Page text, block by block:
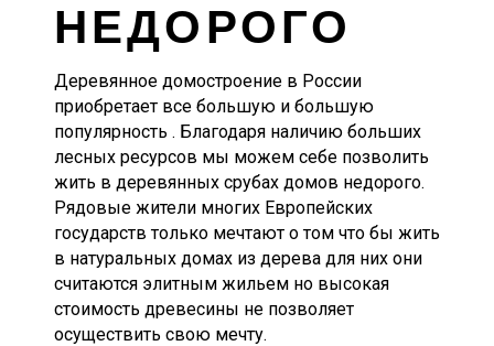
НЕДОРОГО
Деревянное домостроение в России
приобретает все большую и большую
популярность . Благодаря наличию больших
лесных ресурсов мы можем себе позволить
жить в деревянных срубах домов недорого.
Рядовые жители многих Европейских
государств только мечтают о том что бы жить
в натуральных домах из дерева для них они
считаются элитным жильем но высокая
стоимость древесины не позволяет
осуществить свою мечту.